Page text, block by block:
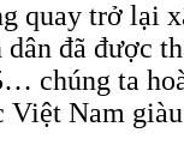
quay trở lại
dân đã được
chúng ta
Việt Nam